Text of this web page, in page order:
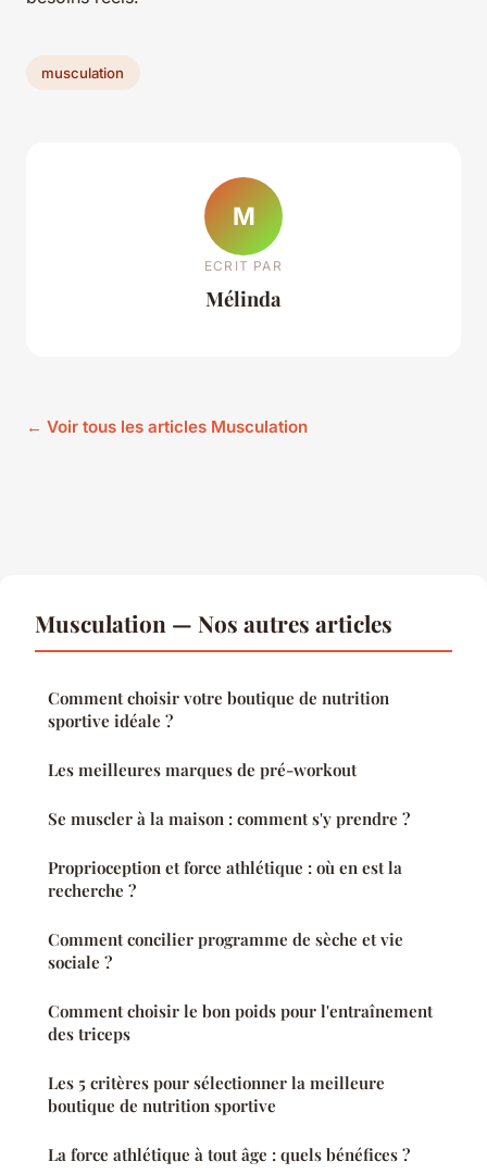
musculation
M
ECRIT PAR
Mélinda
← Voir tous les articles Musculation
Musculation — Nos autres articles
Comment choisir votre boutique de nutrition
sportive idéale ?
Les meilleures marques de pré-workout
Se muscler à la maison : comment s'y prendre ?
Proprioception et force athlétique : où en est la
recherche ?
Comment concilier programme de sèche et vie
sociale ?
Comment choisir le bon poids pour l'entraînement
des triceps
Les 5 critères pour sélectionner la meilleure
boutique de nutrition sportive
La force athlétique à tout âge : quels bénéfices ?